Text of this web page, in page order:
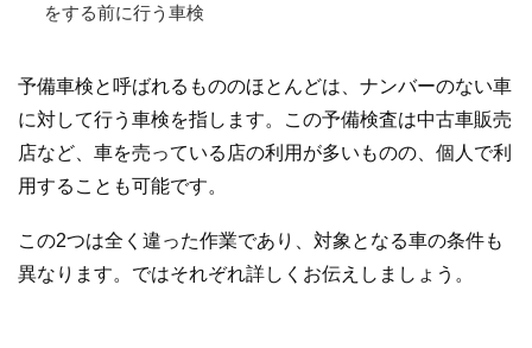
をする前に行う車検
予備車検と呼ばれるもののほとんどは、ナンバーのない車
に対して行う車検を指します。この予備検査は中古車販売
店など、車を売っている店の利用が多いものの、個人で利
用することも可能です。
この2つは全く違った作業であり、対象となる車の条件も
異なります。ではそれぞれ詳しくお伝えしましょう。